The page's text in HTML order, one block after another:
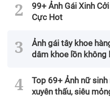
99+ Ảnh Gái Xinh
Cực Hot
Ảnh gái tây khoe
dâm khoe lồn không
Top 69+ Ảnh nữ
xuyên thấu, siêu